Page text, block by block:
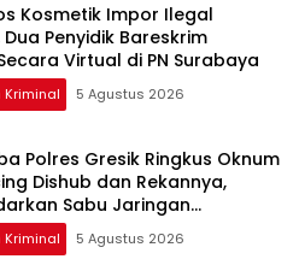
Kosmetik Impor Ilegal
Penyidik Bareskrim
Virtual di PN Surabaya
Kriminal 5 Agustus 2026
Polres Gresik Ringkus Oknum
Dishub dan Rekannya,
Sabu Jaringan
Kriminal 5 Agustus 2026